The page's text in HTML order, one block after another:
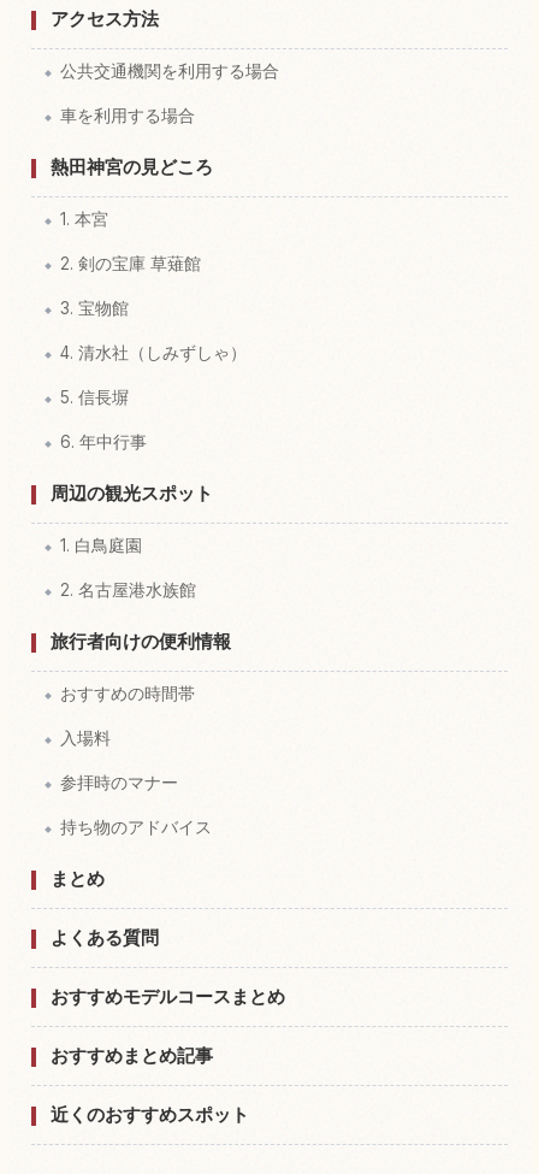
アクセス方法
公共交通機関を利用する場合
車を利用する場合
熱田神宮の見どころ
1. 本宮
2. 剣の宝庫 草薙館
3. 宝物館
4. 清水社（しみずしゃ）
5. 信長塀
6. 年中行事
周辺の観光スポット
1. 白鳥庭園
2. 名古屋港水族館
旅行者向けの便利情報
おすすめの時間帯
入場料
参拝時のマナー
持ち物のアドバイス
まとめ
よくある質問
おすすめモデルコースまとめ
おすすめまとめ記事
近くのおすすめスポット